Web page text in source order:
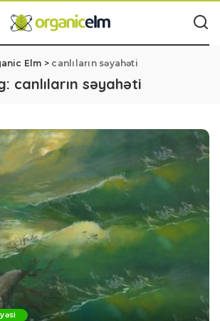
Elm > canlıların səyahəti
canlıların səyahəti